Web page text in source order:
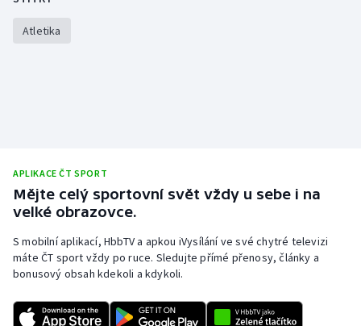
Atletika
APLIKACE ČT SPORT
Mějte celý sportovní svět vždy u sebe i na
velké obrazovce.
S mobilní aplikací, HbbTV a apkou iVysílání ve své chytré televizi
máte ČT sport vždy po ruce. Sledujte přímé přenosy, články a
bonusový obsah kdekoli a kdykoli.